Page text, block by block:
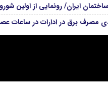
ایران/ رونمایی از اولین